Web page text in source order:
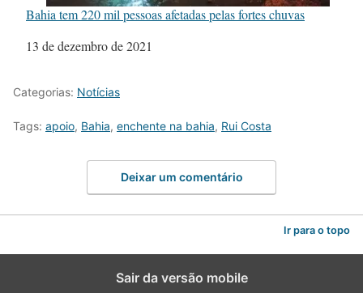
Bahia tem 220 mil pessoas afetadas pelas fortes chuvas
Data
13 de dezembro de 2021
Categorias: Notícias
Tags: apoio, Bahia, enchente na bahia, Rui Costa
Deixar um comentário
Ir para o topo
Sair da versão mobile